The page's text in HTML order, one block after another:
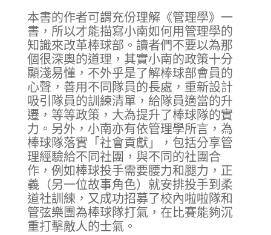
本書的作者可謂充份理解《管理學》一
書，所以才能描寫小南如何用管理學的
知識來改革棒球部。讀者們不要以為那
個很深奧的道理，其實小南的政策十分
顯淺易懂，不外乎是了解棒球部會員的
心聲，善用不同隊員的長處，重新設計
吸引隊員的訓練清單，給隊員適當的升
遷，等等政策，大為提升了棒球隊的實
力。另外，小南亦有依管理學所言，為
棒球隊落實「社會貢獻」，包括分享管
理經驗給不同社團，與不同的社團合
作，例如棒球投手需要腰力和腿力，正
義（另一位故事角色）就安排投手到柔
道社訓練，又成功招募了校內啦啦隊和
管弦樂團為棒球隊打氣，在比賽能夠沉
重打擊敵人的士氣。